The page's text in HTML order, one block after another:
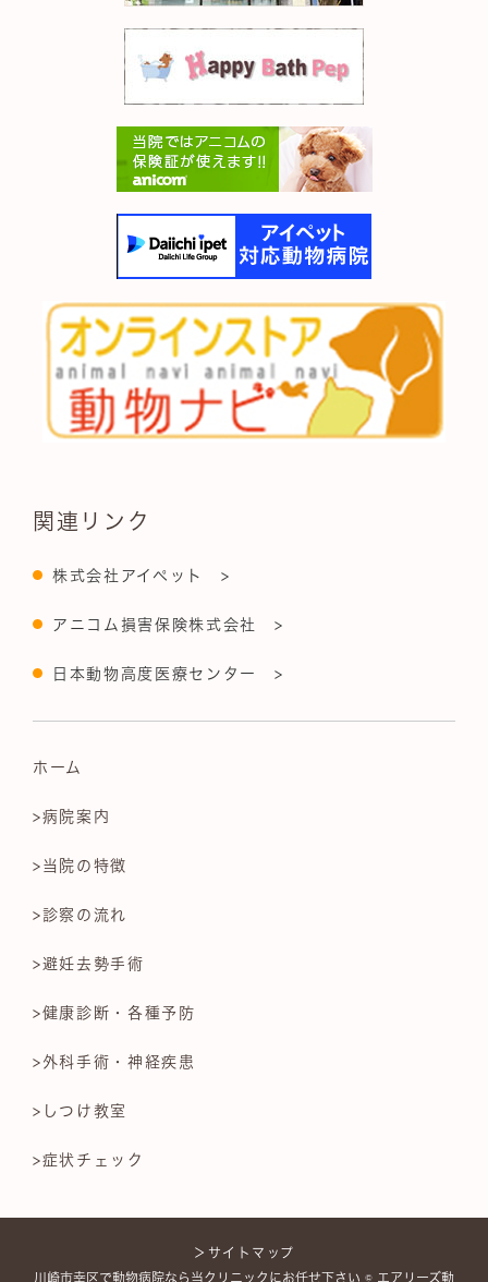
関連リンク
株式会社アイペット >
アニコム損害保険株式会社 >
日本動物高度医療センター >
ホーム
>病院案内
>当院の特徴
>診察の流れ
>避妊去勢手術
>健康診断・各種予防
>外科手術・神経疾患
>しつけ教室
>症状チェック
＞サイトマップ
川崎市幸区で動物病院なら当クリニックにお任せ下さい © エアリーズ動